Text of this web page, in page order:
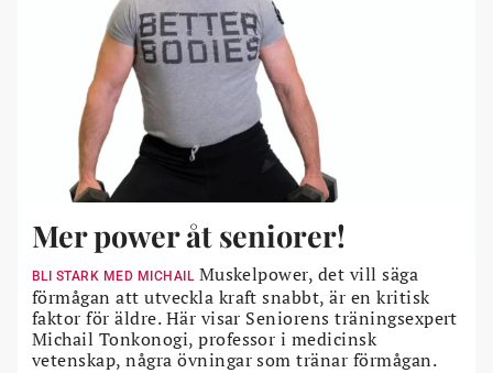
Mer power åt seniorer!
BLI STARK MED MICHAILMuskelpower, det vill säga
förmågan att utveckla kraft snabbt, är en kritisk
faktor för äldre. Här visar Seniorens träningsexpert
Michail Tonkonogi, professor i medicinsk
vetenskap, några övningar som tränar förmågan.